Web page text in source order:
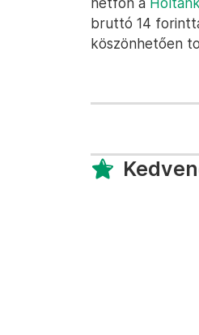
bruttó 14
köszönhetően